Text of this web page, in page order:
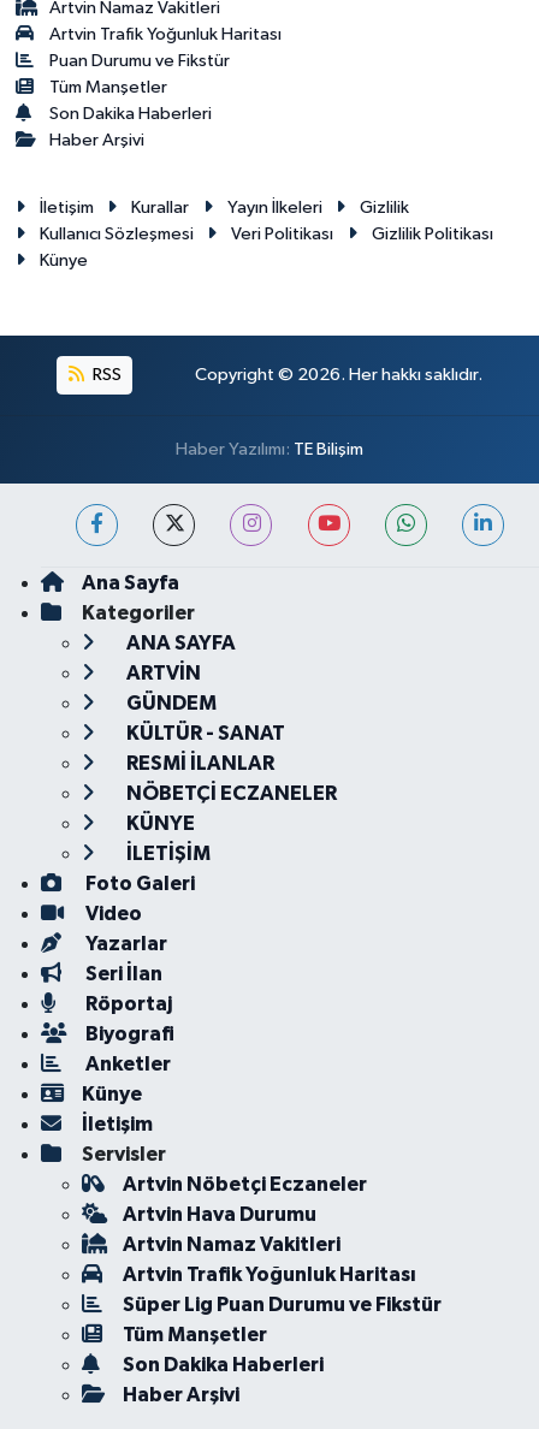
Artvin Namaz Vakitleri
Artvin Trafik Yoğunluk Haritası
Puan Durumu ve Fikstür
Tüm Manşetler
Son Dakika Haberleri
Haber Arşivi
İletişim Kurallar Yayın İlkeleri
Gizlilik
Kullanıcı Sözleşmesi
Veri Politikası
Gizlilik Politikası
Künye
RSS Copyright © 2026. Her hakkı saklıdır.
Haber Yazılımı: TE Bilişim
Ana Sayfa
Kategoriler
ANA SAYFA
ARTVİN
GÜNDEM
KÜLTÜR - SANAT
RESMİ İLANLAR
NÖBETÇİ ECZANELER
KÜNYE
İLETİŞİM
Foto Galeri
Video
Yazarlar
Seri İlan
Röportaj
Biyografi
Anketler
Künye
İletişim
Servisler
Artvin Nöbetçi Eczaneler
Artvin Hava Durumu
Artvin Namaz Vakitleri
Artvin Trafik Yoğunluk Haritası
Süper Lig Puan Durumu ve Fikstür
Tüm Manşetler
Son Dakika Haberleri
Haber Arşivi